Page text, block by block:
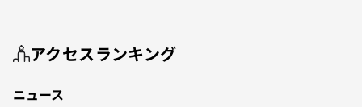
アクセスランキング
ニュース